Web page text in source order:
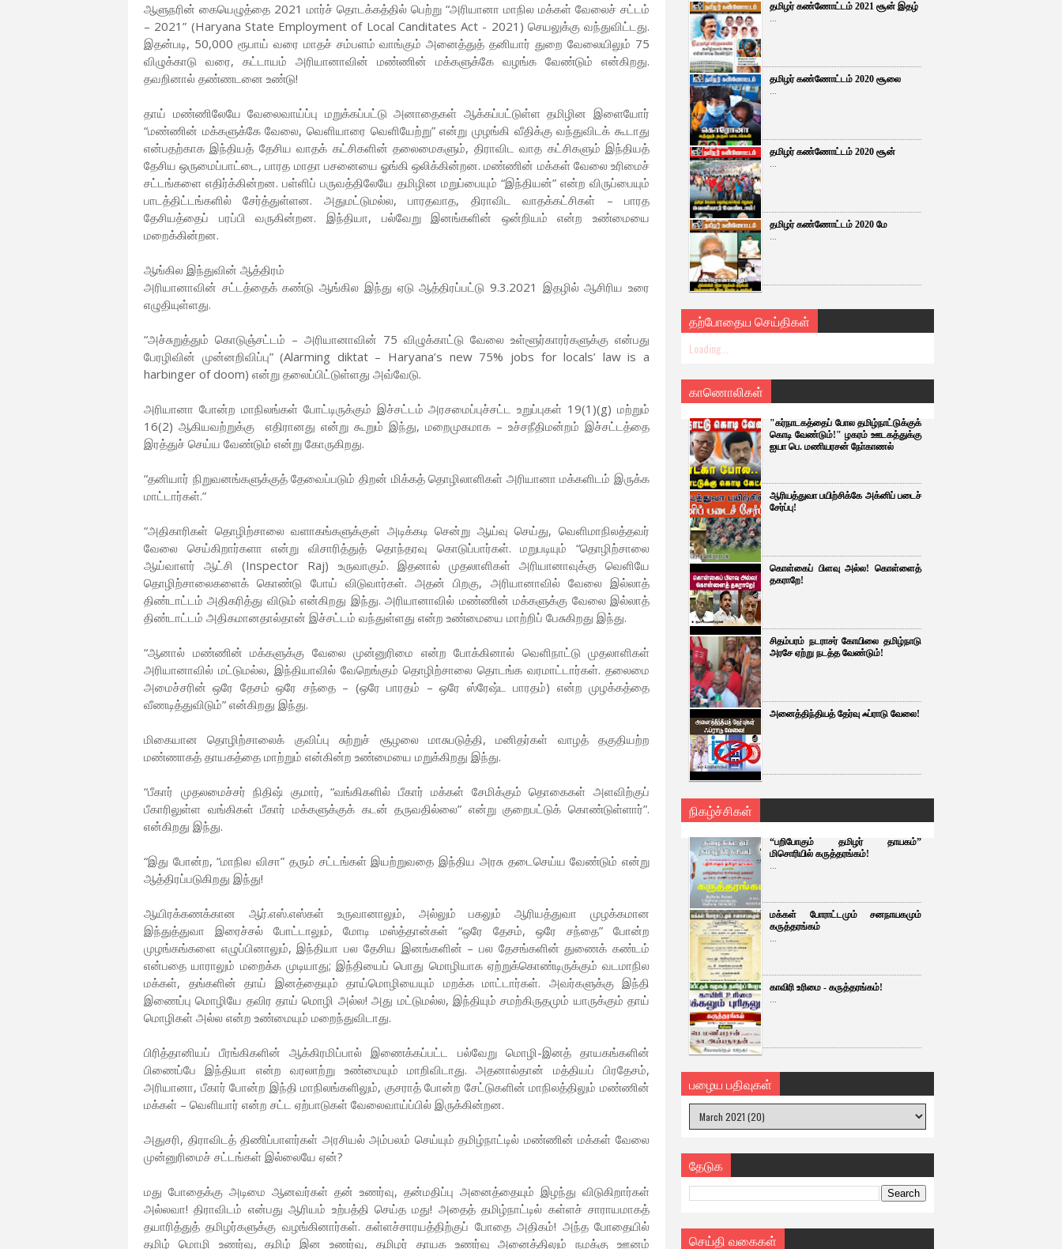
ஆளுநரின் கையெழுத்தை 2021 மார்ச் தொடக்கத்தில் பெற்று “அரியானா மாநில மக்கள் வேலைச் சட்டம்
– 2021” (Haryana State Employment of Local Canditates Act - 2021) செயலுக்கு வந்துவிட்டது.
இதன்படி, 50,000 ரூபாய் வரை மாதச் சம்பளம் வாங்கும் அனைத்துத் தனியார் துறை வேலையிலும் 75
விழுக்காடு வரை, கட்டாயம் அரியானாவின் மண்ணின் மக்களுக்கே வழங்க வேண்டும் என்கிறது.
தவறினால் தண்ணடனை உண்டு!
தாய் மண்ணிலேயே வேலைவாய்ப்பு மறுக்கப்பட்டு அனாதைகள் ஆக்கப்பட்டுள்ள தமிழின இளையோர்
“மண்ணின் மக்களுக்கே வேலை, வெளியாரை வெளியேற்று” என்று முழங்கி வீதிக்கு வந்துவிடக் கூடாது
என்பதற்காக இந்தியத் தேசிய வாதக் கட்சிகளின் தலைமைகளும், திராவிட வாத கட்சிகளும் இந்தியத்
தேசிய ஒருமைப்பாட்டை, பாரத மாதா பசனையை ஓங்கி ஒலிக்கின்றன. மண்ணின் மக்கள் வேலை உரிமைச்
சட்டங்களை எதிர்க்கின்றன. பள்ளிப் பருவத்திலேயே தமிழின மறுப்பையும் “இந்தியன்” என்ற விருப்பையும்
பாடத்திட்டங்களில் சேர்த்துள்ளன. அதுமட்டுமல்ல, பாரதவாத, திராவிட வாதக்கட்சிகள் – பாரத
தேசியத்தைப் பரப்பி வருகின்றன. இந்தியா, பல்வேறு இனங்களின் ஒன்றியம் என்ற உண்மையை
மறைக்கின்றன.
ஆங்கில இந்துவின் ஆத்திரம்
அரியானாவின் சட்டத்தைக் கண்டு ஆங்கில இந்து ஏடு ஆத்திரப்பட்டு 9.3.2021 இதழில் ஆசிரிய உரை
எழுதியுள்ளது.
“அச்சுறுத்தும் கொடுஞ்சட்டம் – அரியானாவின் 75 விழுக்காட்டு வேலை உள்ளூர்காரர்களுக்கு என்பது
பேரழிவின் முன்னறிவிப்பு” (Alarming diktat – Haryana’s new 75% jobs for locals’ law is a
harbinger of doom) என்று தலைப்பிட்டுள்ளது அவ்வேடு.
அரியானா போன்ற மாநிலங்கள் போட்டிருக்கும் இச்சட்டம் அரசமைப்புச்சட்ட உறுப்புகள் 19(1)(g) மற்றும்
16(2) ஆகியவற்றுக்கு எதிரானது என்று கூறும் இந்து, மறைமுகமாக – உச்சநீதிமன்றம் இச்சட்டத்தை
இரத்துச் செய்ய வேண்டும் என்று கோருகிறது.
“தனியார் நிறுவனங்களுக்குத் தேவைப்படும் திறன் மிக்கத் தொழிலாளிகள் அரியானா மக்களிடம் இருக்க
மாட்டார்கள்.”
“அதிகாரிகள் தொழிற்சாலை வளாகங்களுக்குள் அடிக்கடி சென்று ஆய்வு செய்து, வெளிமாநிலத்தவர்
வேலை செய்கிறார்களா என்று விசாரித்துத் தொந்தரவு கொடுப்பார்கள். மறுபடியும் “தொழிற்சாலை
ஆய்வாளர் ஆட்சி (Inspector Raj) உருவாகும். இதனால் முதலாளிகள் அரியானாவுக்கு வெளியே
தொழிற்சாலைகளைக் கொண்டு போய் விடுவார்கள். அதன் பிறகு, அரியானாவில் வேலை இல்லாத்
திண்டாட்டம் அதிகரித்து விடும் என்கிறது இந்து. அரியானாவில் மண்ணின் மக்களுக்கு வேலை இல்லாத்
திண்டாட்டம் அதிகமானதால்தான் இச்சட்டம் வந்துள்ளது என்ற உண்மையை மாற்றிப் பேசுகிறது இந்து.
“ஆனால் மண்ணின் மக்களுக்கு வேலை முன்னுரிமை என்ற போக்கினால் வெளிநாட்டு முதலாளிகள்
அரியானாவில் மட்டுமல்ல, இந்தியாவில் வேறெங்கும் தொழிற்சாலை தொடங்க வரமாட்டார்கள். தலைமை
அமைச்சரின் ஒரே தேசம் ஒரே சந்தை – (ஒரே பாரதம் – ஒரே ஸ்ரேஷ்ட பாரதம்) என்ற முழக்கத்தை
வீணடித்துவிடும்” என்கிறது இந்து.
மிகையான தொழிற்சாலைக் குவிப்பு சுற்றுச் சூழலை மாசுபடுத்தி, மனிதர்கள் வாழத் தகுதியற்ற
மண்ணாகத் தாயகத்தை மாற்றும் என்கின்ற உண்மையை மறுக்கிறது இந்து.
“பீகார் முதலமைச்சர் நிதிஷ் குமார், “வங்கிகளில் பீகார் மக்கள் சேமிக்கும் தொகைகள் அளவிற்குப்
பீகாரிலுள்ள வங்கிகள் பீகார் மக்களுக்குக் கடன் தருவதில்லை” என்று குறைபட்டுக் கொண்டுள்ளார்”.
என்கிறது இந்து.
“இது போன்ற, “மாநில விசா” தரும் சட்டங்கள் இயற்றுவதை இந்திய அரசு தடைசெய்ய வேண்டும் என்று
ஆத்திரப்படுகிறது இந்து!
ஆயிரக்கணக்கான ஆர்.எஸ்.எஸ்கள் உருவானாலும், அல்லும் பகலும் ஆரியத்துவா முழக்கமான
இந்துத்துவா இரைச்சல் போட்டாலும், மோடி மஸ்த்தான்கள் “ஒரே தேசம், ஒரே சந்தை” போன்ற
முழங்கங்களை எழுப்பினாலும், இந்தியா பல தேசிய இனங்களின் – பல தேசங்களின் துணைக் கண்டம்
என்பதை யாராலும் மறைக்க முடியாது; இந்தியைப் பொது மொழியாக ஏற்றுக்கொண்டிருக்கும் வடமாநில
மக்கள், தங்களின் தாய் இனத்தையும் தாய்மொழியையும் மறக்க மாட்டார்கள். அவர்களுக்கு இந்தி
இணைப்பு மொழியே தவிர தாய் மொழி அல்ல! அது மட்டுமல்ல, இந்தியும் சமற்கிருதமும் யாருக்கும் தாய்
மொழிகள் அல்ல என்ற உண்மையும் மறைந்துவிடாது.
பிரித்தானியப் பீரங்கிகளின் ஆக்கிரமிப்பால் இணைக்கப்பட்ட பல்வேறு மொழி-இனத் தாயகங்களின்
பிணைப்பே இந்தியா என்ற வரலாற்று உண்மையும் மாறிவிடாது. அதனால்தான் மத்தியப் பிரதேசம்,
அரியானா, பீகார் போன்ற இந்தி மாநிலங்களிலும், குசராத் போன்ற சேட்டுகளின் மாநிலத்திலும் மண்ணின்
மக்கள் – வெளியார் என்ற சட்ட ஏற்பாடுகள் வேலைவாய்ப்பில் இருக்கின்றன.
அதுசரி, திராவிடத் திணிப்பாளர்கள் அரசியல் அம்பலம் செய்யும் தமிழ்நாட்டில் மண்ணின் மக்கள் வேலை
முன்னுரிமைச் சட்டங்கள் இல்லையே ஏன்?
மது போதைக்கு அடிமை ஆனவர்கள் தன் உணர்வு, தன்மதிப்பு அனைத்தையும் இழந்து விடுகிறார்கள்
அல்லவா! திராவிடம் என்பது ஆரியம் உற்பத்தி செய்த மது! அதைத் தமிழ்நாட்டில் கள்ளச் சாராயமாகத்
தயாரித்துத் தமிழர்களுக்கு வழங்கினார்கள். கள்ளச்சாரயத்திற்குப் போதை அதிகம்! அந்த போதையில்
தமிழ் மொழி உணர்வு, தமிழ் இன உணர்வு, தமிழர் தாயக உணர்வு அனைத்திலும் நமக்கு ஊனம்
தமிழர் கண்ணோட்டம் 2021 சூன் இதழ்
...
தமிழர் கண்ணோட்டம் 2020 சூலை
...
தமிழர் கண்ணோட்டம் 2020 சூன்
...
தமிழர் கண்ணோட்டம் 2020 மே
...
தற்போதைய செய்திகள்
Loading...
காணொலிகள்
"கர்நாடகத்தைப் போல தமிழ்நாட்டுக்குக்
கொடி வேண்டும்!" ழகரம் ஊடகத்துக்கு
ஐயா பெ. மணியரசன் நோ்காணல்
ஆரியத்துவா பயிற்சிக்கே அக்னிப் படைச்
சேர்ப்பு!
கொள்கைப் பிளவு அல்ல! கொள்ளைத்
தகராறே!
சிதம்பரம் நடராசர் கோயிலை தமிழ்நாடு
அரசே ஏற்று நடத்த வேண்டும்!
அனைத்திந்தியத் தேர்வு ஃப்ராடு வேலை!
நிகழ்ச்சிகள்
“பறிபோகும் தமிழர் தாயகம்”
மிசொரியில் கருத்தரங்கம்!
...
மக்கள் போராட்டமும் சனநாயகமும்
கருத்தரங்கம்
...
காவிரி உரிமை - கருத்தரங்கம்!
...
பழைய பதிவுகள்
தேடுக
செய்தி வகைகள்